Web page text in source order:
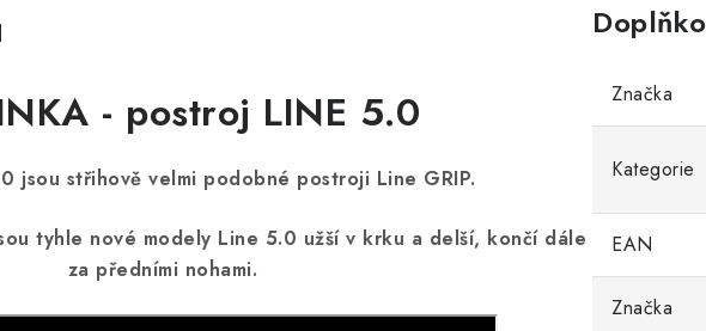
- postroj LINE 5.0
jsou střihově velmi podobné postroji Line GRIP.
tyhle nové modely Line 5.0 užší v krku a delší, končí dále
za předními nohami.
Značka
Kategorie
EAN
Značka